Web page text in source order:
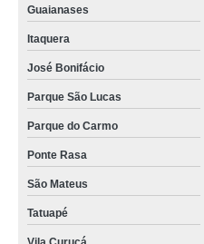
Guaianases
Itaquera
José Bonifácio
Parque São Lucas
Parque do Carmo
Ponte Rasa
São Mateus
Tatuapé